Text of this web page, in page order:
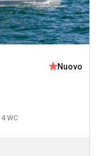
Nuovo
4 WC